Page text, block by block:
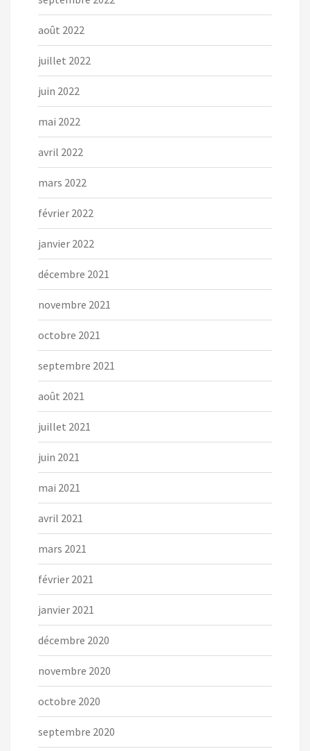
août 2022
juillet 2022
juin 2022
mai 2022
avril 2022
mars 2022
février 2022
janvier 2022
décembre 2021
novembre 2021
octobre 2021
septembre 2021
août 2021
juillet 2021
juin 2021
mai 2021
avril 2021
mars 2021
février 2021
janvier 2021
décembre 2020
novembre 2020
octobre 2020
septembre 2020